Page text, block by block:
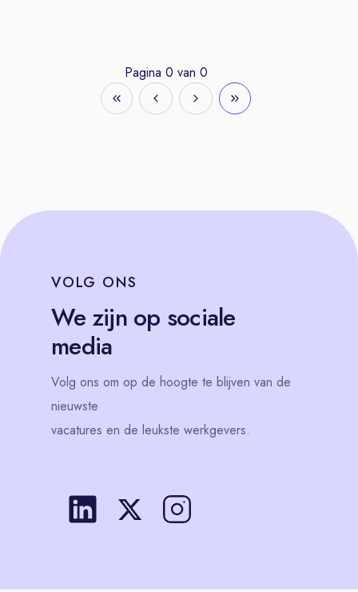
Pagina 0 van 0
VOLG ONS
We zijn op sociale
media
Volg ons om op de hoogte te blijven van de
nieuwste
vacatures en de leukste werkgevers.